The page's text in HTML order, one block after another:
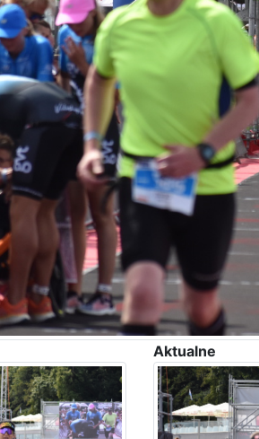
Aktualne